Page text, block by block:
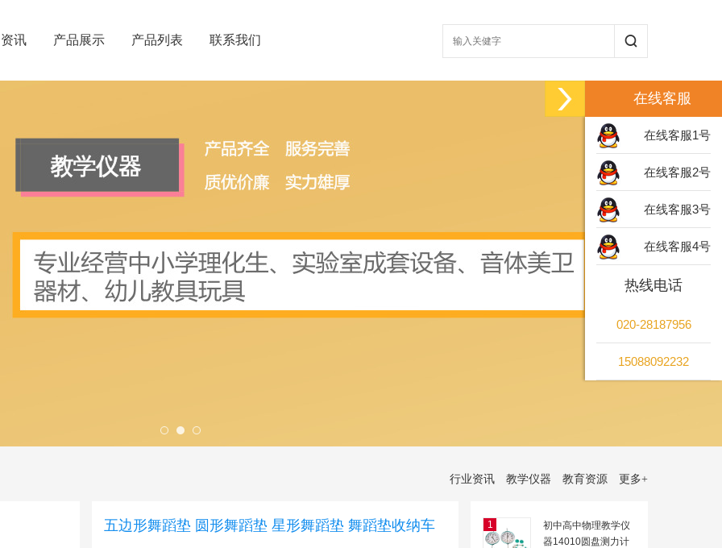
讯 产品展示 产品列表 联系我们
行业资讯 教学仪器 教育资源 更多+
五边形舞蹈垫 圆形舞蹈垫 星形舞蹈垫 舞蹈垫收纳车 1
初中高中物理教学仪
器14010圆盘测力计
在线客服
在线客服1号
在线客服2号
在线客服3号
在线客服4号
热线电话
020-28187956
15088092232